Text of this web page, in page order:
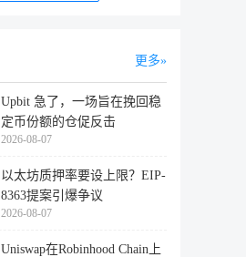
更多
Upbit 急了，一场旨在挽回稳
定币份额的仓促反击
2026-08-07
以太坊质押率要设上限？EIP-
8363提案引爆争议
2026-08-07
Uniswap在Robinhood Chain上